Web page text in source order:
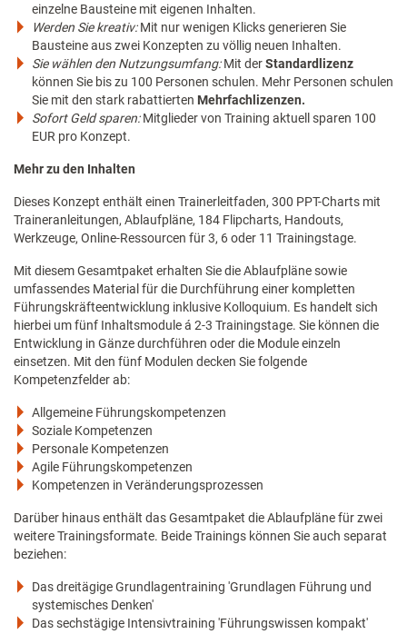
einzelne Bausteine mit eigenen Inhalten.
Werden Sie kreativ:Mit nur wenigen Klicks generieren Sie
Bausteine aus zwei Konzepten zu völlig neuen Inhalten.
Sie wählen den Nutzungsumfang:Mit derStandardlizenz
können Sie bis zu 100 Personen schulen. Mehr Personen schulen
Sie mit den stark rabattierten Mehrfachlizenzen.
Sofort Geld sparen:Mitglieder von Training aktuell sparen 100
EUR pro Konzept.
Mehr zu den Inhalten
Dieses Konzept enthält einen Trainerleitfaden, 300 PPT-Charts mit
Traineranleitungen, Ablaufpläne, 184 Flipcharts, Handouts,
Werkzeuge, Online-Ressourcen für 3, 6 oder 11 Trainingstage.
Mit diesem Gesamtpaket erhalten Sie die Ablaufpläne sowie
umfassendes Material für die Durchführung einer kompletten
Führungskräfteentwicklung inklusive Kolloquium. Es handelt sich
hierbei um fünf Inhaltsmodule á 2-3 Trainingstage. Sie können die
Entwicklung in Gänze durchführen oder die Module einzeln
einsetzen. Mit den fünf Modulen decken Sie folgende
Kompetenzfelder ab:
Allgemeine Führungskompetenzen
Soziale Kompetenzen
Personale Kompetenzen
Agile Führungskompetenzen
Kompetenzen in Veränderungsprozessen
Darüber hinaus enthält das Gesamtpaket die Ablaufpläne für zwei
weitere Trainingsformate. Beide Trainings können Sie auch separat
beziehen:
Das dreitägige Grundlagentraining 'Grundlagen Führung und
systemisches Denken'
Das sechstägige Intensivtraining 'Führungswissen kompakt'